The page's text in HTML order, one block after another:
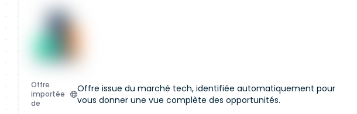
Offre
importée
de
Offre issue du marché tech, identifiée automatiquement pour
vous donner une vue complète des opportunités.